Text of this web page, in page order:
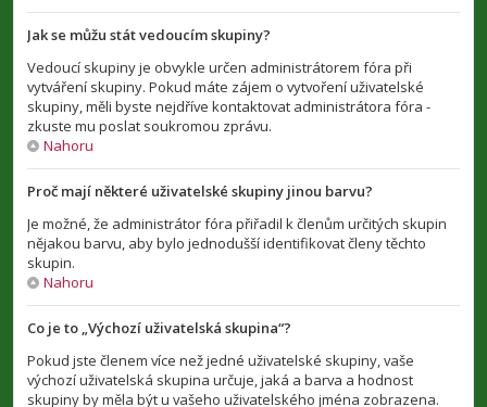
Jak se můžu stát vedoucím skupiny?
Vedoucí skupiny je obvykle určen administrátorem fóra při
vytváření skupiny. Pokud máte zájem o vytvoření uživatelské
skupiny, měli byste nejdříve kontaktovat administrátora fóra -
zkuste mu poslat soukromou zprávu.
Nahoru
Proč mají některé uživatelské skupiny jinou barvu?
Je možné, že administrátor fóra přiřadil k členům určitých skupin
nějakou barvu, aby bylo jednodušší identifikovat členy těchto
skupin.
Nahoru
Co je to „Výchozí uživatelská skupina“?
Pokud jste členem více než jedné uživatelské skupiny, vaše
výchozí uživatelská skupina určuje, jaká a barva a hodnost
skupiny by měla být u vašeho uživatelského jména zobrazena.